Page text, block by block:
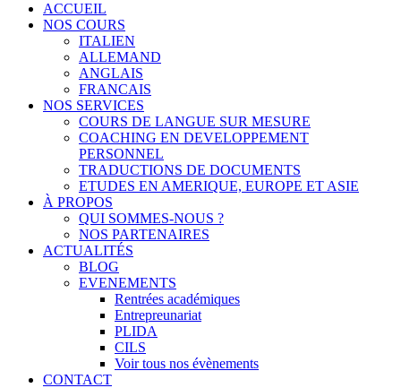
ACCUEIL
NOS COURS
ITALIEN
ALLEMAND
ANGLAIS
FRANCAIS
NOS SERVICES
COURS DE LANGUE SUR MESURE
COACHING EN DEVELOPPEMENT
PERSONNEL
TRADUCTIONS DE DOCUMENTS
ETUDES EN AMERIQUE, EUROPE ET ASIE
À PROPOS
QUI SOMMES-NOUS ?
NOS PARTENAIRES
ACTUALITÉS
BLOG
EVENEMENTS
Rentrées académiques
Entrepreunariat
PLIDA
CILS
Voir tous nos évènements
CONTACT